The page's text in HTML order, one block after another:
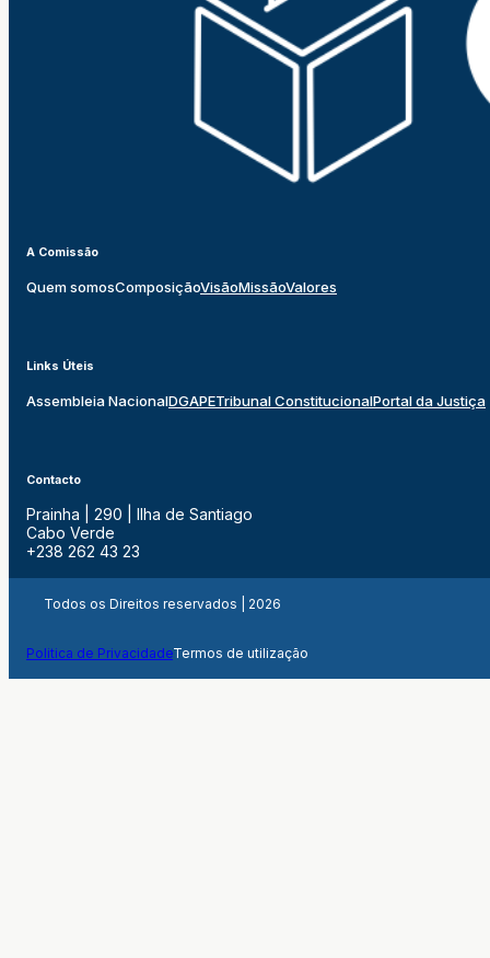
A Comissão
Quem somosComposiçãoVisãoMissãoValores
Links Úteis
Assembleia NacionalDGAPETribunal ConstitucionalPortal da Justiça
Contacto
Prainha | 290 | Ilha de Santiago
Cabo Verde
+238 262 43 23
Todos os Direitos reservados | 2026
Politica de PrivacidadeTermos de utilização